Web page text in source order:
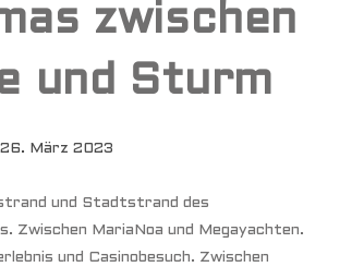
zwischen
und Sturm
26. März 2023
und Stadtstrand des
Zwischen MariaNoa und Megayachten.
und Casinobesuch. Zwischen